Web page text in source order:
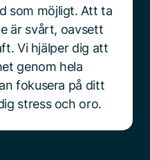
som möjligt. Att ta
är svårt, oavsett
Vi hjälper dig att
genom hela
fokusera på ditt
stress och oro.